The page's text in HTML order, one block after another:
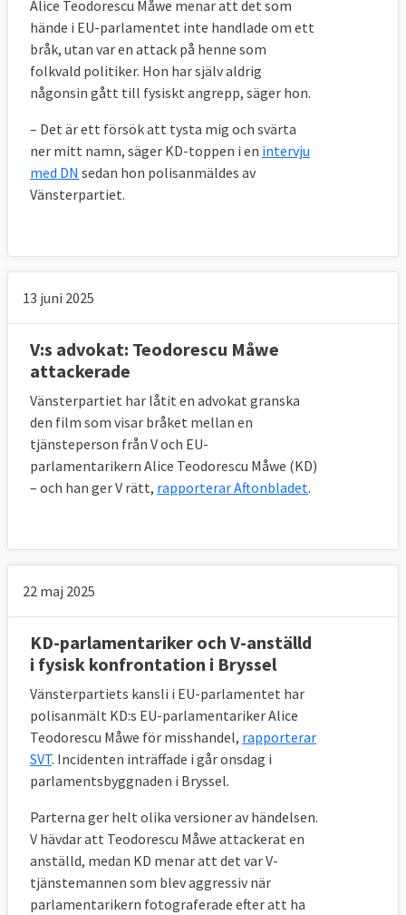
Alice Teodorescu Måwe menar att det som
hände i EU-parlamentet inte handlade om ett
bråk, utan var en attack på henne som
folkvald politiker. Hon har själv aldrig
någonsin gått till fysiskt angrepp, säger hon.
– Det är ett försök att tysta mig och svärta
ner mitt namn, säger KD-toppen i en intervju
med DN sedan hon polisanmäldes av
Vänsterpartiet.
13 juni 2025
V:s advokat: Teodorescu Måwe
attackerade
Vänsterpartiet har låtit en advokat granska
den film som visar bråket mellan en
tjänsteperson från V och EU-
parlamentarikern Alice Teodorescu Måwe (KD)
– och han ger V rätt, rapporterar Aftonbladet.
22 maj 2025
KD-parlamentariker och V-anställd
i fysisk konfrontation i Bryssel
Vänsterpartiets kansli i EU-parlamentet har
polisanmält KD:s EU-parlamentariker Alice
Teodorescu Måwe för misshandel, rapporterar
SVT. Incidenten inträffade i går onsdag i
parlamentsbyggnaden i Bryssel.
Parterna ger helt olika versioner av händelsen.
V hävdar att Teodorescu Måwe attackerat en
anställd, medan KD menar att det var V-
tjänstemannen som blev aggressiv när
parlamentarikern fotograferade efter att ha